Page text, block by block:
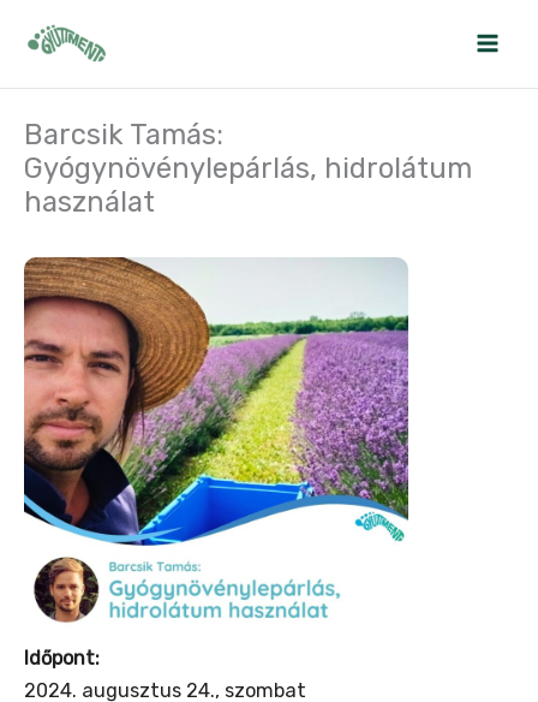
Barcsik Tamás:
Gyógynövénylepárlás, hidrolátum
használat
Időpont:
2024. augusztus 24., szombat